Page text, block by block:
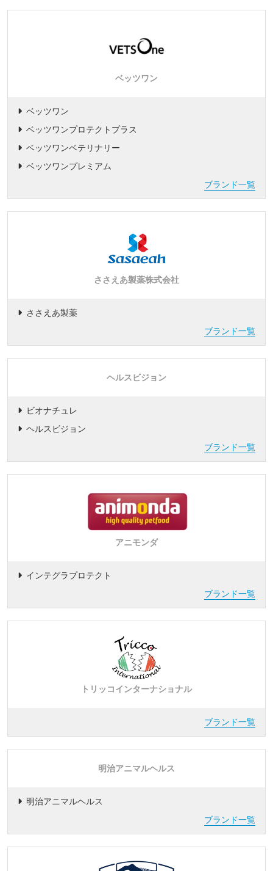
ベッツワン
ベッツワン
ベッツワンプロテクトプラス
ベッツワンベテリナリー
ベッツワンプレミアム
ブランド一覧
ささえあ製薬株式会社
ささえあ製薬
ブランド一覧
ヘルスビジョン
ビオナチュレ
ヘルスビジョン
ブランド一覧
アニモンダ
インテグラプロテクト
ブランド一覧
トリッコインターナショナル
ブランド一覧
明治アニマルヘルス
明治アニマルヘルス
ブランド一覧